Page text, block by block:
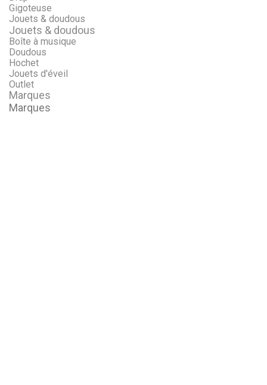
Gigoteuse
Jouets & doudous
Jouets & doudous
Boîte à musique
Doudous
Hochet
Jouets d'éveil
Outlet
Marques
Marques